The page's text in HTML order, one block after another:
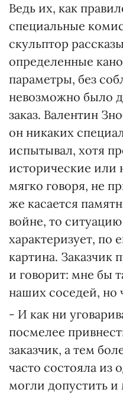
Ведь их, как
специальные
скульптор
определенные
параметры, без
невозможно было
заказ. Валентин
он никаких
испытывал, хотя
исторические или
мягко говоря, не
же касается
войне, то
характеризует, по
картина. Заказчик
и говорит: мне бы
наших соседей, но
- И как ни
посмелее
заказчик, а тем
часто состояла из
могли допустить